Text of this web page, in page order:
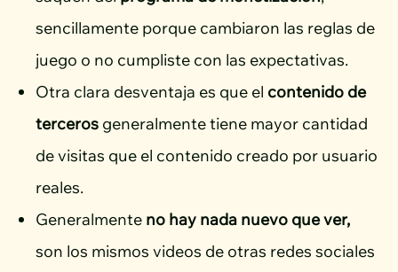
sencillamente porque cambiaron las reglas de
juego o no cumpliste con las expectativas.
Otra clara desventaja es que el contenido de
terceros generalmente tiene mayor cantidad
de visitas que el contenido creado por usuario
reales.
Generalmente no hay nada nuevo que ver,
son los mismos videos de otras redes sociales